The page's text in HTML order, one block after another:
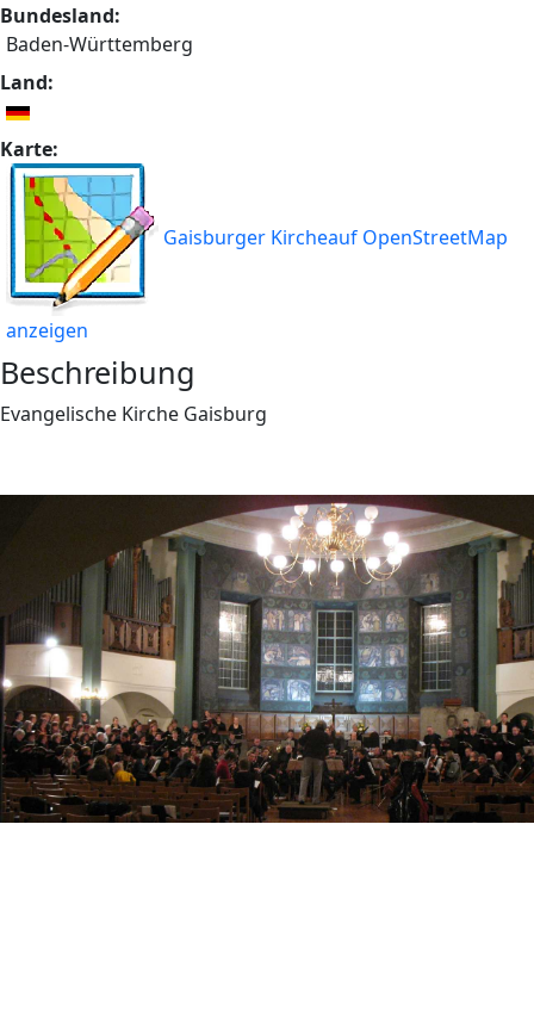
Bundesland:
Baden-Württemberg
Land:
Karte:
Gaisburger Kircheauf OpenStreetMap
anzeigen
Beschreibung
Evangelische Kirche Gaisburg